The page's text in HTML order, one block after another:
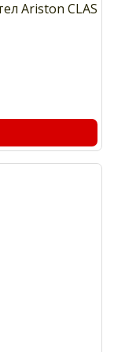
Ariston CLAS